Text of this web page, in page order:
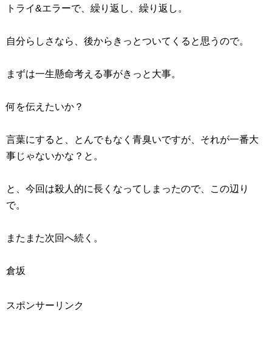
トライ&エラーで、繰り返し、繰り返し。
自分らしさなら、後からきっとついてくると思うので。
まずは一生懸命考える事がきっと大事。
何を伝えたいか？
言葉にすると、とんでもなく青臭いですが、それが一番大
事じゃないかな？と。
と、今回は殺人的に長くなってしまったので、この辺り
で。
またまた次回へ続く。
倉坂
スポンサーリンク